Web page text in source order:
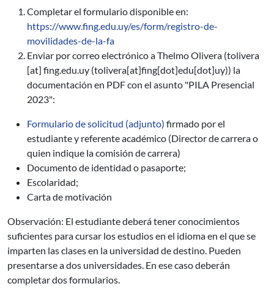
Completar el formulario disponible en:
https://www.fing.edu.uy/es/form/registro-de-
movilidades-de-la-fa
Enviar por correo electrónico a Thelmo Olivera (tolivera
[at] fing.edu.uy (tolivera[at]fing[dot]edu[dot]uy)) la
documentación en PDF con el asunto "PILA Presencial
2023":
Formulario de solicitud (adjunto) firmado por el
estudiante y referente académico (Director de carrera o
quien indique la comisión de carrera)
Documento de identidad o pasaporte;
Escolaridad;
Carta de motivación
Observación: El estudiante deberá tener conocimientos
suficientes para cursar los estudios en el idioma en el que se
imparten las clases en la universidad de destino. Pueden
presentarse a dos universidades. En ese caso deberán
completar dos formularios.